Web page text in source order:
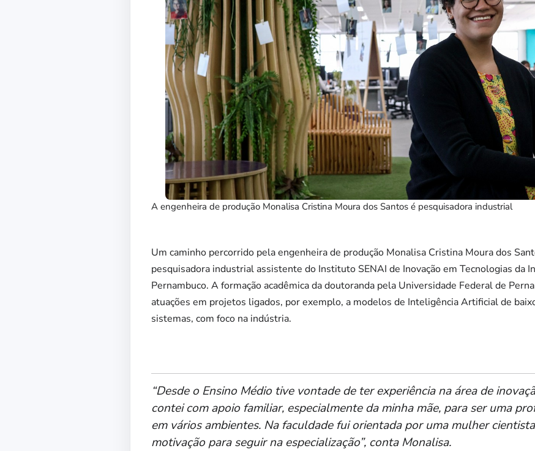
A engenheira de produção Monalisa Cristina Moura dos Santos é pesquisadora industrial
Um caminho percorrido pela engenheira de produção Monalisa Cristina Moura dos
pesquisadora industrial assistente do Instituto SENAI de Inovação em Tecnologias da
Pernambuco. A formação acadêmica da doutoranda pela Universidade Federal de
atuações em projetos ligados, por exemplo, a modelos de Inteligência Artificial de
sistemas, com foco na indústria.
“Desde o Ensino Médio tive vontade de ter experiência na área de
contei com apoio familiar, especialmente da minha mãe, para ser uma
em vários ambientes. Na faculdade fui orientada por uma mulher
motivação para seguir na especialização”, conta Monalisa.